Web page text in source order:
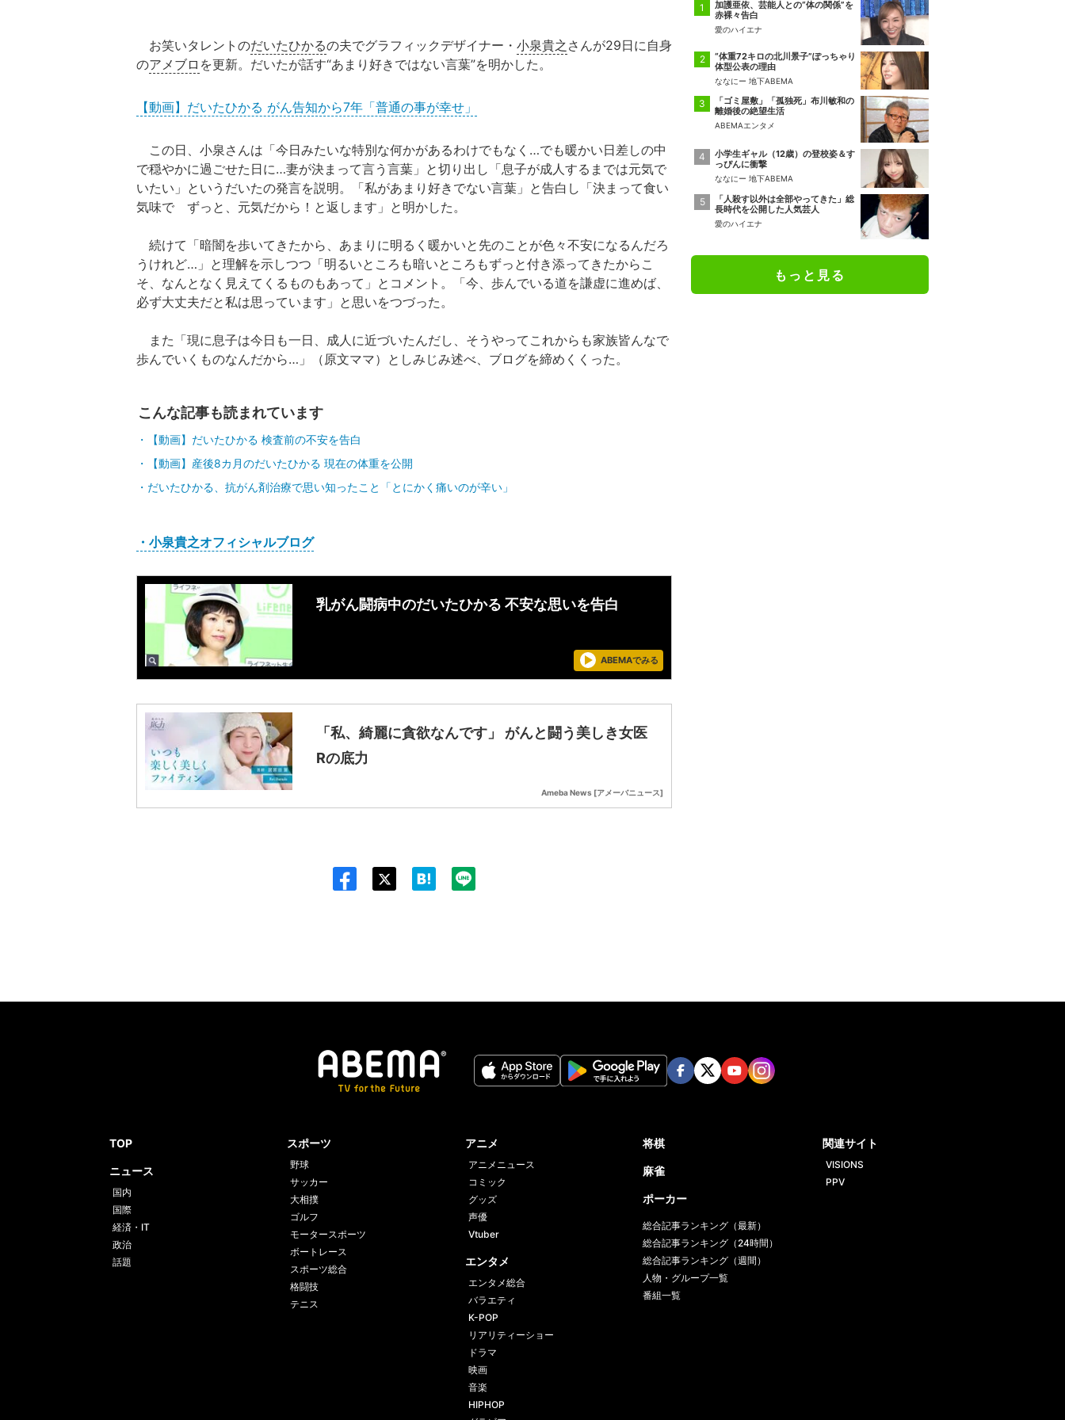
お笑いタレントのだいたひかるの夫でグラフィックデザイナー・ 小泉貴之 さんが29日に自身
のアメブロ を更新。だいたが話す“あまり好きではない言葉”を明かした。
【動画】だいたひかる がん告知から7年「普通の事が幸せ」
この日、小泉さんは「今日みたいな特別な何かがあるわけでもなく…でも暖かい日差しの中
で穏やかに過ごせた日に…妻が決まって言う言葉」と切り出し「息子が成人するまでは元気で
いたい」というだいたの発言を説明。「私があまり好きでない言葉」と告白し「決まって食い
気味で ずっと、元気だから！と返します」と明かした。
続けて「暗闇を歩いてきたから、あまりに明るく暖かいと先のことが色々不安になるんだろ
うけれど…」と理解を示しつつ「明るいところも暗いところもずっと付き添ってきたからこ
そ、なんとなく見えてくるものもあって」とコメント。「今、歩んでいる道を謙虚に進めば、
必ず大丈夫だと私は思っています」と思いをつづった。
また「現に息子は今日も一日、成人に近づいたんだし、そうやってこれからも家族皆んなで
歩んでいくものなんだから…」（原文ママ）としみじみ述べ、ブログを締めくくった。
こんな記事も読まれています
【動画】だいたひかる 検査前の不安を告白
【動画】産後8カ月のだいたひかる 現在の体重を公開
だいたひかる、抗がん剤治療で思い知ったこと「とにかく痛いのが辛い」
・小泉貴之オフィシャルブログ
乳がん闘病中のだいたひかる 不安な思いを告白
ABEMAでみる
「私、綺麗に貪欲なんです」 がんと闘う美しき女医
Rの底力
Ameba News [アメーバニュース]
加護亜依、芸能人との“体の関係”を
赤裸々告白
愛のハイエナ
“体重72キロの北川景子”ぽっちゃり
体型公表の理由
ななにー 地下ABEMA
「ゴミ屋敷」「孤独死」布川敏和の
離婚後の絶望生活
ABEMAエンタメ
小学生ギャル（12歳）の登校姿＆す
っぴんに衝撃
ななにー 地下ABEMA
「人殺す以外は全部やってきた」総
長時代を公開した人気芸人
愛のハイエナ
もっと見る
TOP
ニュース
国内
国際
経済・IT
政治
話題
スポーツ
野球
サッカー
大相撲
ゴルフ
モータースポーツ
ボートレース
スポーツ総合
格闘技
テニス
アニメ
アニメニュース
コミック
グッズ
声優
Vtuber
エンタメ
エンタメ総合
バラエティ
K-POP
リアリティーショー
ドラマ
映画
音楽
HIPHOP
将棋
麻雀
ポーカー
総合記事ランキング（最新）
総合記事ランキング（24時間）
総合記事ランキング（週間）
人物・グループ一覧
番組一覧
関連サイト
VISIONS
PPV